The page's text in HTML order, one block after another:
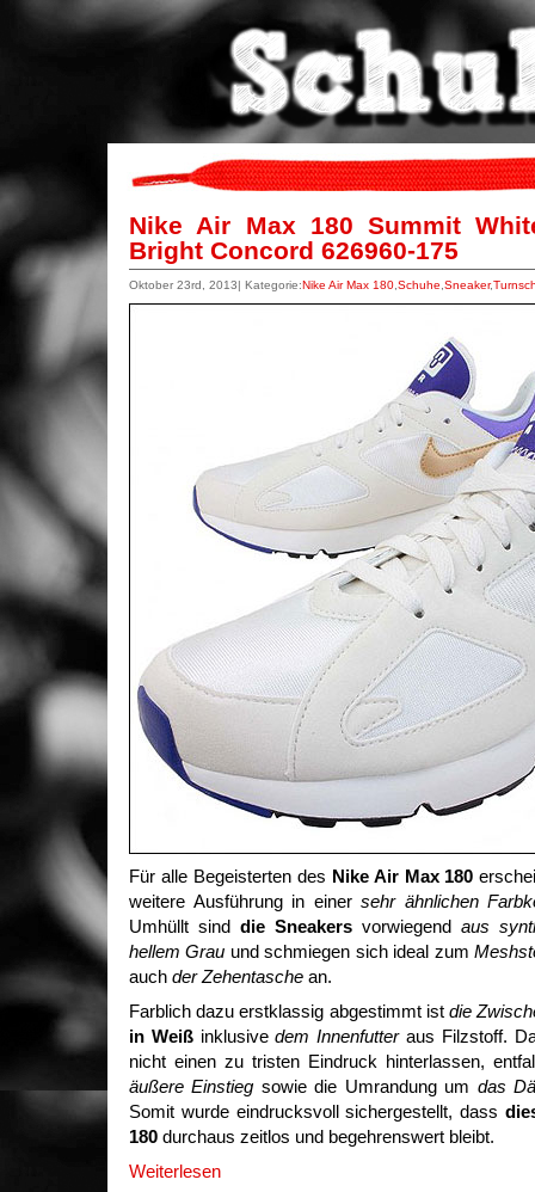
Nike Air Max 180 Summit
Bright Concord 626960-175
Oktober 23rd, 2013| Kategorie:Nike Air Max 180 Schuhe Sneaker,
Für alle Begeisterten des Nike Air Max 180
weitere Ausführung in einer sehr ähnlichen
Umhüllt sind die Sneakers vorwiegend aus
hellem Grau und schmiegen sich ideal zum
auch der Zehentasche an.
Farblich dazu erstklassig abgestimmt istdie
in Weißinklusivedem Innenfutteraus Filzstoff.
nicht einen zu tristen Eindruck hinterlassen,
äußere Einstieg sowie die Umrandung um das
Somit wurde eindrucksvoll sichergestellt, dass
180 durchaus zeitlos und begehrenswert bleibt.
Weiterlesen